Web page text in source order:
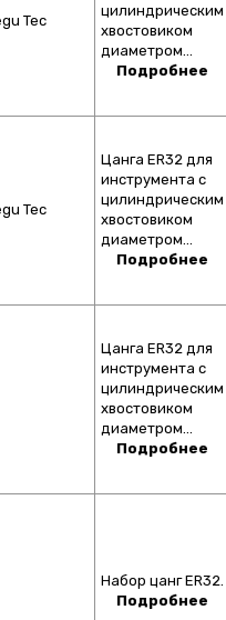
Tec
цилиндрическим
хвостовиком
диаметром…
Подробнее
Tec
Цанга ER32 для
инструмента с
цилиндрическим
хвостовиком
диаметром…
Подробнее
Цанга ER32 для
инструмента с
цилиндрическим
хвостовиком
диаметром…
Подробнее
Набор цанг ER32.
Подробнее